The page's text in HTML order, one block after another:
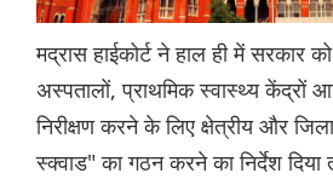
मद्रास हाईकोर्ट ने हाल ही में सरकार
अस्पतालों, प्राथमिक स्वास्थ्य केंद्रों
निरीक्षण करने के लिए क्षेत्रीय और
स्क्वाड" का गठन करने का निर्देश दिया